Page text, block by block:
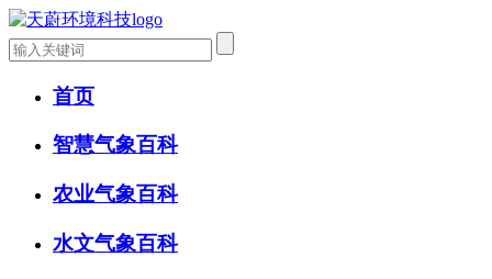
首页
智慧气象百科
农业气象百科
水文气象百科